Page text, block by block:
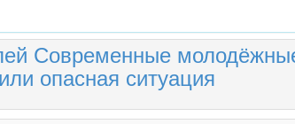
Современные
опасная ситуация